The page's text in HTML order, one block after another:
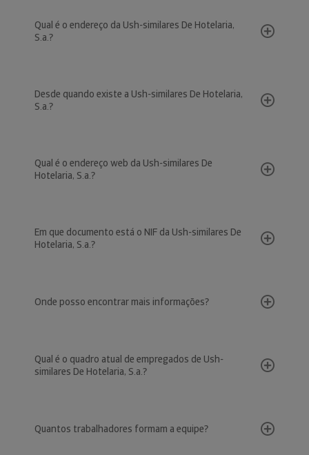
Qual é o endereço da Ush-similares De Hotelaria,
S.a.?
Desde quando existe a Ush-similares De Hotelaria,
S.a.?
Qual é o endereço web da Ush-similares De
Hotelaria, S.a.?
Em que documento está o NIF da Ush-similares De
Hotelaria, S.a.?
Onde posso encontrar mais informações?
Qual é o quadro atual de empregados de Ush-
similares De Hotelaria, S.a.?
Quantos trabalhadores formam a equipe?